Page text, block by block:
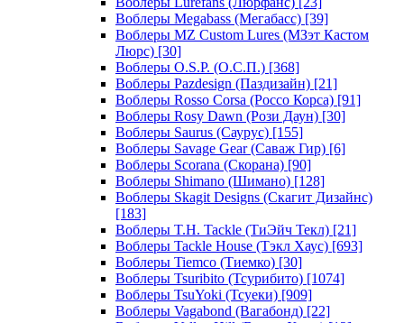
Воблеры Megabass (Мегабасс) [39]
Воблеры MZ Custom Lures (МЗэт Кастом
Люрс) [30]
Воблеры O.S.P. (О.С.П.) [368]
Воблеры Pazdesign (Паздизайн) [21]
Воблеры Rosso Corsa (Россо Корса) [91]
Воблеры Rosy Dawn (Рози Даун) [30]
Воблеры Saurus (Саурус) [155]
Воблеры Savage Gear (Саваж Гир) [6]
Воблеры Scorana (Скорана) [90]
Воблеры Shimano (Шимано) [128]
Воблеры Skagit Designs (Скагит Дизайнс)
[183]
Воблеры T.H. Tackle (ТиЭйч Текл) [21]
Воблеры Tackle House (Тэкл Хаус) [693]
Воблеры Tiemco (Тиемко) [30]
Воблеры Tsuribito (Тсурибито) [1074]
Воблеры TsuYoki (Тсуеки) [909]
Воблеры Vagabond (Вагабонд) [22]